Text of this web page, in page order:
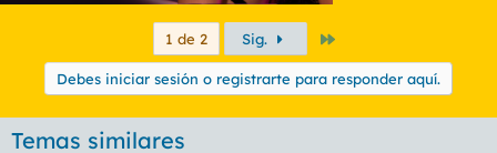
1 de 2 Sig.
Debes iniciar sesión o registrarte para responder aquí.
Temas similares